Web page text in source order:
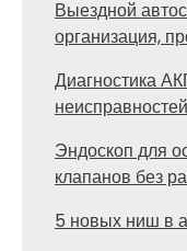
Выездной
организация,
Диагностика
Эндоскоп для
клапанов без
5 новых ниш в